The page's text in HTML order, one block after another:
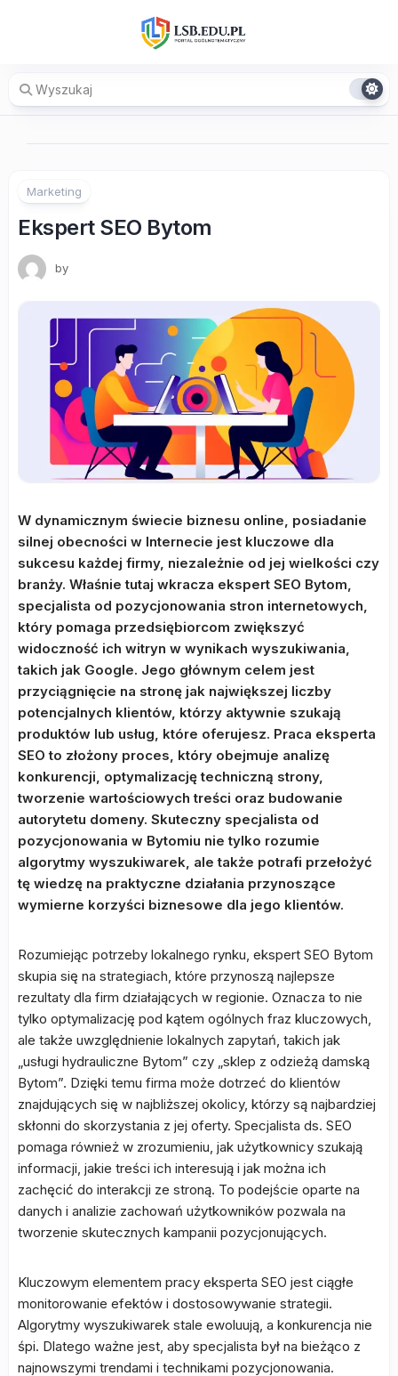
Marketing
Ekspert SEO Bytom
by
W dynamicznym świecie biznesu online, posiadanie
silnej obecności w Internecie jest kluczowe dla
sukcesu każdej firmy, niezależnie od jej wielkości czy
branży. Właśnie tutaj wkracza ekspert SEO Bytom,
specjalista od pozycjonowania stron internetowych,
który pomaga przedsiębiorcom zwiększyć
widoczność ich witryn w wynikach wyszukiwania,
takich jak Google. Jego głównym celem jest
przyciągnięcie na stronę jak największej liczby
potencjalnych klientów, którzy aktywnie szukają
produktów lub usług, które oferujesz. Praca eksperta
SEO to złożony proces, który obejmuje analizę
konkurencji, optymalizację techniczną strony,
tworzenie wartościowych treści oraz budowanie
autorytetu domeny. Skuteczny specjalista od
pozycjonowania w Bytomiu nie tylko rozumie
algorytmy wyszukiwarek, ale także potrafi przełożyć
tę wiedzę na praktyczne działania przynoszące
wymierne korzyści biznesowe dla jego klientów.
Rozumiejąc potrzeby lokalnego rynku, ekspert SEO Bytom
skupia się na strategiach, które przynoszą najlepsze
rezultaty dla firm działających w regionie. Oznacza to nie
tylko optymalizację pod kątem ogólnych fraz kluczowych,
ale także uwzględnienie lokalnych zapytań, takich jak
„usługi hydrauliczne Bytom” czy „sklep z odzieżą damską
Bytom”. Dzięki temu firma może dotrzeć do klientów
znajdujących się w najbliższej okolicy, którzy są najbardziej
skłonni do skorzystania z jej oferty. Specjalista ds. SEO
pomaga również w zrozumieniu, jak użytkownicy szukają
informacji, jakie treści ich interesują i jak można ich
zachęcić do interakcji ze stroną. To podejście oparte na
danych i analizie zachowań użytkowników pozwala na
tworzenie skutecznych kampanii pozycjonujących.
Kluczowym elementem pracy eksperta SEO jest ciągłe
monitorowanie efektów i dostosowywanie strategii.
Algorytmy wyszukiwarek stale ewoluują, a konkurencja nie
śpi. Dlatego ważne jest, aby specjalista był na bieżąco z
najnowszymi trendami i technikami pozycjonowania.